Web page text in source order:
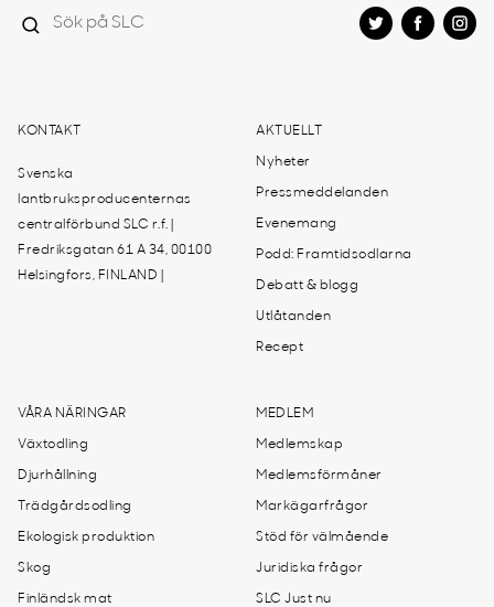
KONTAKT
Svenska
lantbruksproducenternas
centralförbund SLC r.f. |
Fredriksgatan 61 A 34, 00100
Helsingfors, FINLAND |
AKTUELLT
Nyheter
Pressmeddelanden
Evenemang
Podd: Framtidsodlarna
Debatt & blogg
Utlåtanden
Recept
VÅRA NÄRINGAR
Växtodling
Djurhållning
Trädgårdsodling
Ekologisk produktion
Skog
Finländsk mat
MEDLEM
Medlemskap
Medlemsförmåner
Markägarfrågor
Stöd för välmående
Juridiska frågor
SLC Just nu